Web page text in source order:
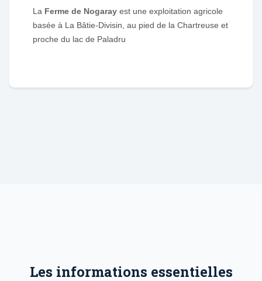
La Ferme de Nogaray est une exploitation agricole
basée à La Bâtie-Divisin, au pied de la Chartreuse et
proche du lac de Paladru
Les informations essentielles